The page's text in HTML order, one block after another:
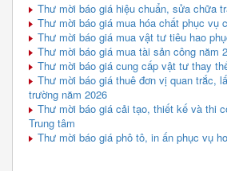
Thư mời báo giá hiệu chuẩn, sửa chữa
Thư mời báo giá mua hóa chất phục vụ
Thư mời báo giá mua vật tư tiêu hao
Thư mời báo giá mua tài sản công năm
Thư mời báo giá cung cấp vật tư thay
Thư mời báo giá thuê đơn vị quan trắc,
trường năm 2026
Thư mời báo giá cải tạo, thiết kế và thi
Trung tâm
Thư mời báo giá phô tô, in ấn phục vụ